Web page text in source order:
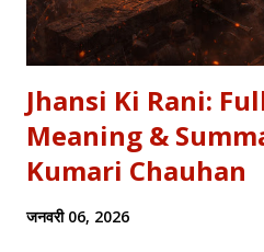
Jhansi Ki Rani:
Meaning &
Kumari Chauhan
जनवरी 06, 2026